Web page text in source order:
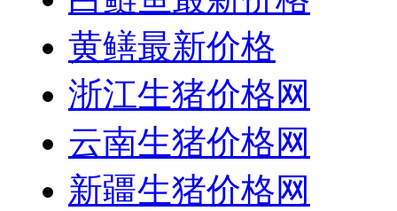
黄鳝最新价格
浙江生猪价格网
云南生猪价格网
新疆生猪价格网